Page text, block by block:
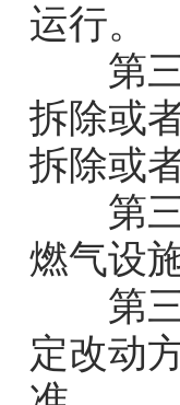
运行。
第三
拆除或
拆除或
第三
燃气设
第三
定改动